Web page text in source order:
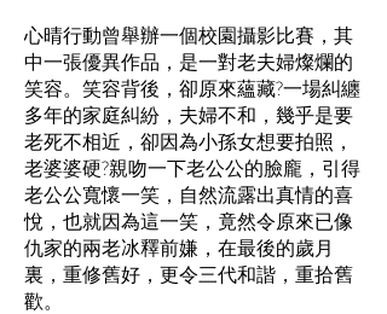
心晴行動曾舉辦一個校園攝影比賽，其
中一張優異作品，是一對老夫婦燦爛的
笑容。笑容背後，卻原來蘊藏?一場糾纏
多年的家庭糾紛，夫婦不和，幾乎是要
老死不相近，卻因為小孫女想要拍照，
老婆婆硬?親吻一下老公公的臉龐，引得
老公公寬懷一笑，自然流露出真情的喜
悅，也就因為這一笑，竟然令原來已像
仇家的兩老冰釋前嫌，在最後的歲月
裏，重修舊好，更令三代和諧，重拾舊
歡。